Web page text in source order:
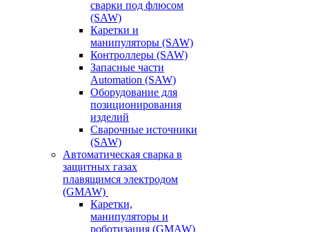
сварки под флюсом
(SAW)
Каретки и
манипуляторы (SAW)
Контроллеры (SAW)
Запасные части
Automation (SAW)
Оборудование для
позиционирования
изделий
Сварочные источники
(SAW)
Автоматическая сварка в
защитных газах
плавящимся электродом
(GMAW)
Каретки,
манипуляторы и
роботизация (GMAW)